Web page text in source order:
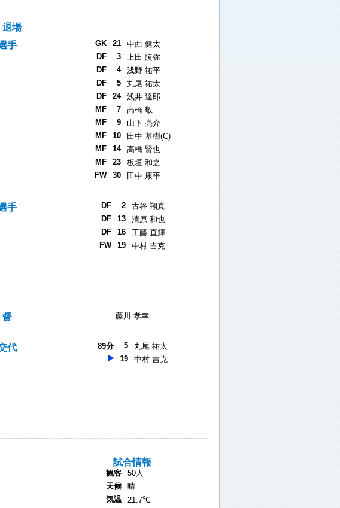
退場
手
GK 21
中西 健太
DF
3
上田 陵弥
DF
4
浅野 祐平
DF
5
丸尾 祐太
DF
24
浅井 達郎
MF
7
高橋 敬
MF
9
山下 亮介
MF
10
田中 基樹(C)
MF
14
高橋 賢也
MF
23
板垣 和之
FW
30 田中 康平
手 DF 2
古谷 翔真
DF
13
清原 和也
DF
16
工藤 直輝
FW
19 中村 吉克
藤川 孝幸
代 89分 5
丸尾 祐太
19
中村 吉克
試合情報
観客
50人
天候
晴
気温
21.7℃